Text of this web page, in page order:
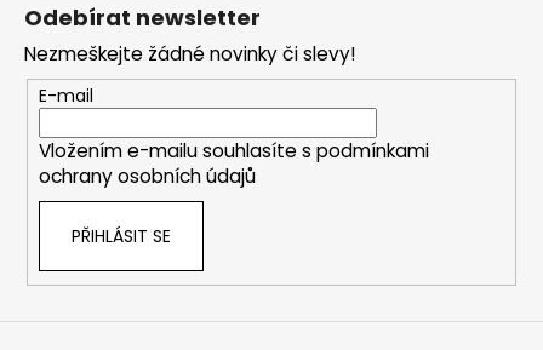
Odebírat newsletter
Nezmeškejte žádné novinky či slevy!
E-mail
Vložením e-mailu souhlasíte s podmínkami
ochrany osobních údajů
PŘIHLÁSIT SE